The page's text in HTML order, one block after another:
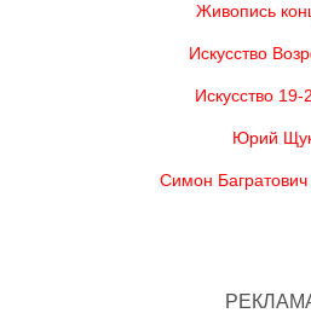
Живопись
Искусство
Искусство 19-
Юрий
Симон